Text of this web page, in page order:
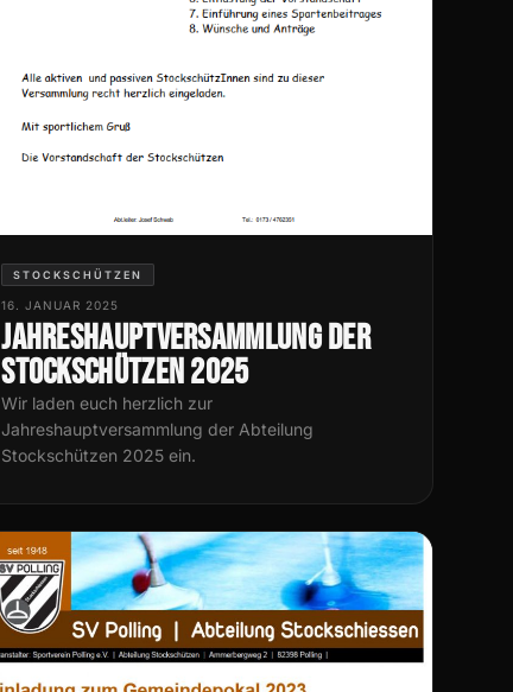
STOCKSCHÜTZEN
16. JANUAR 2025
Jahreshauptversammlung der
Stockschützen 2025
Wir laden euch herzlich zur
Jahreshauptversammlung der Abteilung
Stockschützen 2025 ein.